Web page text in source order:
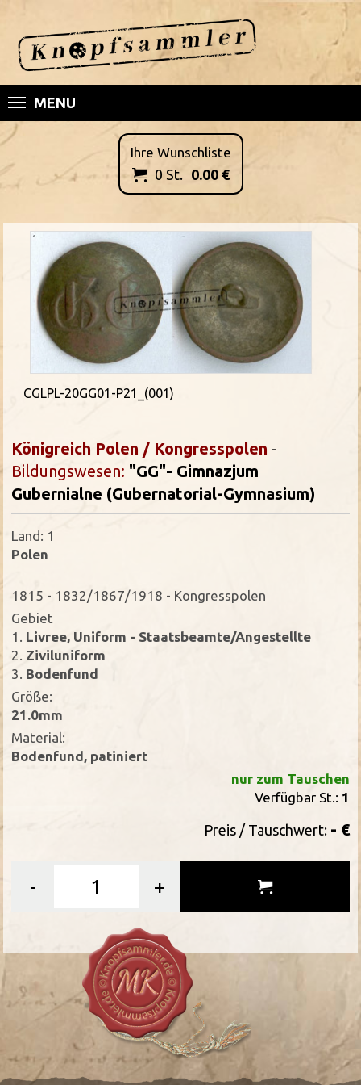
MENU
Ihre Wunschliste
 0 St. 0.00€
CGLPL-20GG01-P21_(001)
Königreich Polen / Kongresspolen -
Bildungswesen: "GG"- Gimnazjum
Gubernialne (Gubernatorial-Gymnasium)
Land: 1
Polen
1815 - 1832/1867/1918 - Kongresspolen
Gebiet
1.
Livree, Uniform - Staatsbeamte/Angestellte
2. Ziviluniform
3. Bodenfund
Größe:
21.0mm
Material:
Bodenfund, patiniert
nur zum Tauschen
Verfügbar St.: 1
Preis / Tauschwert: - €
- +